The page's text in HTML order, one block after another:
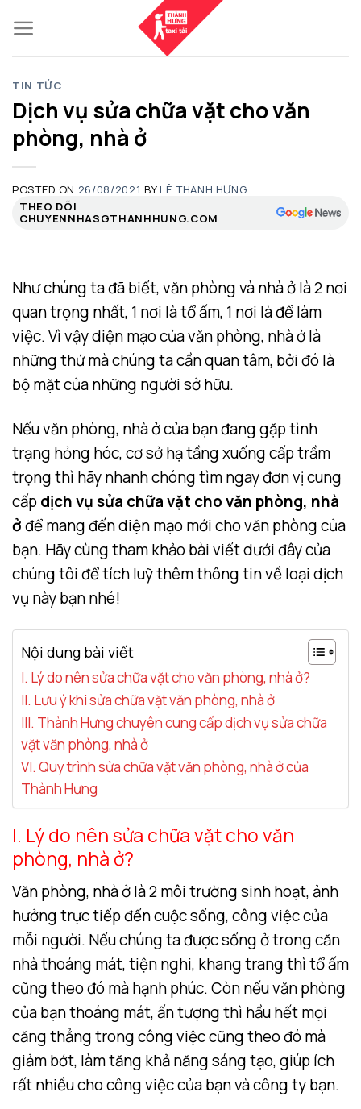
to
content
TIN TỨC
Dịch vụ sửa chữa vặt cho văn
phòng, nhà ở
POSTED ON 26/08/2021 BY LÊ THÀNH HƯNG
THEO DÕI
CHUYENNHASGTHANHHUNG.COM
Như chúng ta đã biết, văn phòng và nhà ở là 2 nơi
quan trọng nhất, 1 nơi là tổ ấm, 1 nơi là để làm
việc. Vì vậy diện mạo của văn phòng, nhà ở là
những thứ mà chúng ta cần quan tâm, bởi đó là
bộ mặt của những người sở hữu.
Nếu văn phòng, nhà ở của bạn đang gặp tình
trạng hỏng hóc, cơ sở hạ tầng xuống cấp trầm
trọng thì hãy nhanh chóng tìm ngay đơn vị cung
cấpdịch vụ sửa chữa vặt cho văn phòng, nhà
ởđể mang đến diện mạo mới cho văn phòng của
bạn. Hãy cùng tham khảo bài viết dưới đây của
chúng tôi để tích luỹ thêm thông tin về loại dịch
vụ này bạn nhé!
Nội dung bài viết
I. Lý do nên sửa chữa vặt cho văn phòng, nhà ở?
II. Lưu ý khi sửa chữa vặt văn phòng, nhà ở
III. Thành Hưng chuyên cung cấp dịch vụ sửa chữa
vặt văn phòng, nhà ở
VI. Quy trình sửa chữa vặt văn phòng, nhà ở của
Thành Hưng
I. Lý do nên sửa chữa vặt cho văn
phòng, nhà ở?
Văn phòng, nhà ở là 2 môi trường sinh hoạt, ảnh
hưởng trực tiếp đến cuộc sống, công việc của
mỗi người. Nếu chúng ta được sống ở trong căn
nhà thoáng mát, tiện nghi, khang trang thì tổ ấm
cũng theo đó mà hạnh phúc. Còn nếu văn phòng
của bạn thoáng mát, ấn tượng thì hầu hết mọi
căng thẳng trong công việc cũng theo đó mà
giảm bớt, làm tăng khả năng sáng tạo, giúp ích
rất nhiều cho công việc của bạn và công ty bạn.